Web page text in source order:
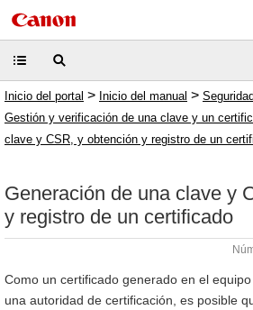
Inicio del portal > Inicio del manual > Seguridad
Gestión y verificación de una clave y un
clave y CSR, y obtención y registro de un
Generación de una clave y
y registro de un certificado
Como un certificado generado en el
una autoridad de certificación, es posible